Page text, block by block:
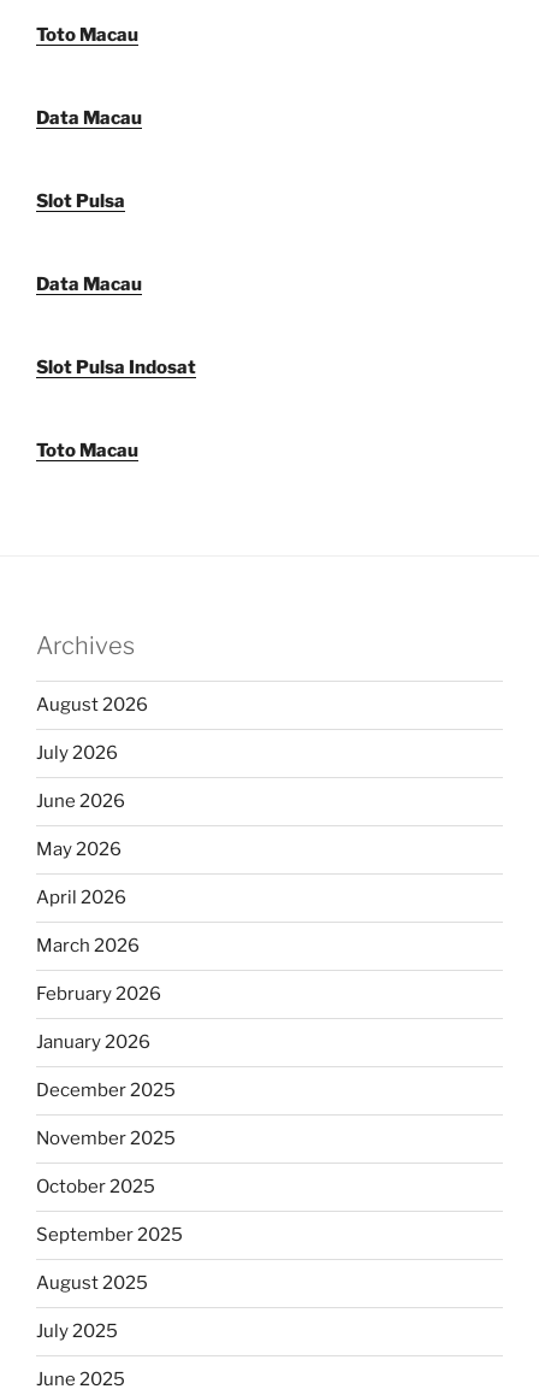
Toto Macau
Data Macau
Slot Pulsa
Data Macau
Slot Pulsa Indosat
Toto Macau
Archives
August 2026
July 2026
June 2026
May 2026
April 2026
March 2026
February 2026
January 2026
December 2025
November 2025
October 2025
September 2025
August 2025
July 2025
June 2025